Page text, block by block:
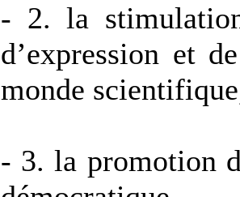
- 2. la
d’expression et
monde
- 3. la promotion